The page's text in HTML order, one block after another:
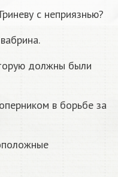
с неприязнью?
должны были
в борьбе за